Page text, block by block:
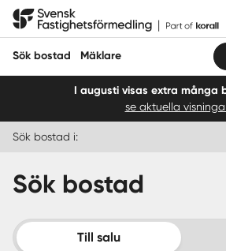
Hoppa
Svensk Fastighetsförmedling
Sök bostad Mäklare
Sälja
Köpa
I augusti visas extra många
se aktuella
Sök bostad i:
Sök bostad
Till salu